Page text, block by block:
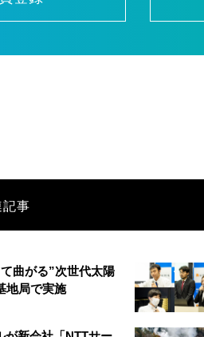
記事
曲がる”次世代太陽
地局で実施